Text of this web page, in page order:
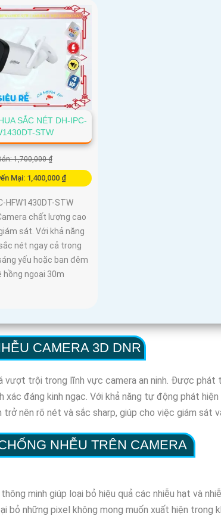
SẮC NÉT DH-IPC-
STW
1,700,000 ₫
Mại: 1,400,000 ₫
HFW1430DT-STW
chất lượng cao
sát. Với khả năng
nét ngay cả trong
yếu hoặc ban đêm
hồng ngoại 30m
CAMERA 3D DNR
vượt trội trong lĩnh vực camera an ninh. Được phát
đáng kinh ngạc. Với khả năng tự động phát
nên rõ nét và sắc sharp, giúp cho việc giám sát
NHỄU TRÊN CAMERA
minh giúp loại bỏ hiệu quả các nhiễu hạt và
những pixel không mong muốn xuất hiện trong